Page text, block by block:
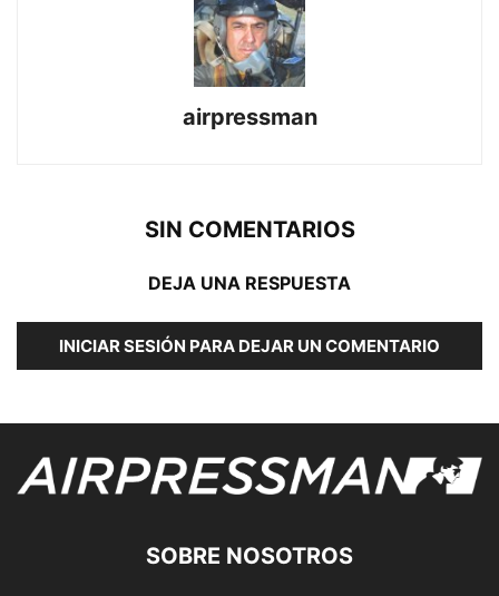
airpressman
SIN COMENTARIOS
DEJA UNA RESPUESTA
INICIAR SESIÓN PARA DEJAR UN COMENTARIO
SOBRE NOSOTROS